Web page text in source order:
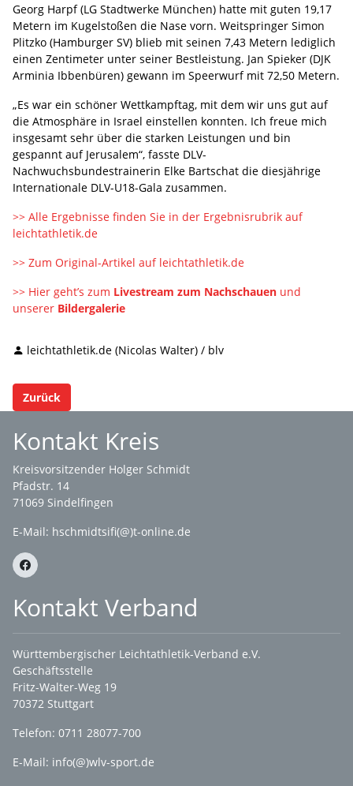
Georg Harpf (LG Stadtwerke München) hatte mit guten 19,17
Metern im Kugelstoßen die Nase vorn. Weitspringer Simon
Plitzko (Hamburger SV) blieb mit seinen 7,43 Metern lediglich
einen Zentimeter unter seiner Bestleistung. Jan Spieker (DJK
Arminia Ibbenbüren) gewann im Speerwurf mit 72,50 Metern.
„Es war ein schöner Wettkampftag, mit dem wir uns gut auf
die Atmosphäre in Israel einstellen konnten. Ich freue mich
insgesamt sehr über die starken Leistungen und bin
gespannt auf Jerusalem“, fasste DLV-
Nachwuchsbundestrainerin Elke Bartschat die diesjährige
Internationale DLV-U18-Gala zusammen.
>> Alle Ergebnisse finden Sie in der Ergebnisrubrik auf
leichtathletik.de
>> Zum Original-Artikel auf leichtathletik.de
>> Hier geht’s zum Livestream zum Nachschauen und
unserer Bildergalerie
leichtathletik.de (Nicolas Walter) / blv
Zurück
Kontakt Kreis
Kreisvorsitzender Holger Schmidt
Pfadstr. 14
71069 Sindelfingen
E-Mail: hschmidtsifi(@)t-online.de
Kontakt Verband
Württembergischer Leichtathletik-Verband e.V.
Geschäftsstelle
Fritz-Walter-Weg 19
70372 Stuttgart
Telefon: 0711 28077-700
E-Mail: info(@)wlv-sport.de